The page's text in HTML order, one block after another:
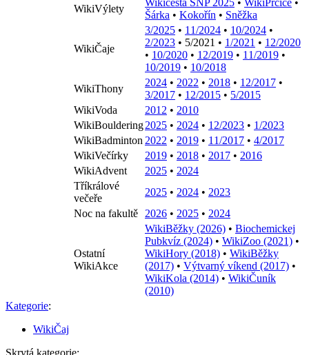
WikiVýlety
Wikicesta SNP 2025 • WikiPrčice •
Šárka • Kokořín • Sněžka
WikiČaje
3/2025 • 11/2024 • 10/2024 •
2/2023 • 5/2021 • 1/2021 • 12/2020
• 10/2020 • 12/2019 • 11/2019 •
10/2019 • 10/2018
WikiThony
2024 • 2022 • 2018 • 12/2017 •
3/2017 • 12/2015 • 5/2015
WikiVoda
2012 • 2010
WikiBouldering2025 • 2024 • 12/2023 • 1/2023
WikiBadminton 2022 • 2019 • 11/2017 • 4/2017
WikiVečírky
2019 • 2018 • 2017 • 2016
WikiAdvent
2025 • 2024
Tříkrálové
večeře
2025 • 2024 • 2023
Noc na fakultě
2026 • 2025 • 2024
Ostatní
WikiAkce
WikiBěžky (2026) • Biochemickej
Pubkvíz (2024) • WikiZoo (2021) •
WikiHory (2018) • WikiBěžky
(2017) • Výtvarný víkend (2017) •
WikiKola (2014) • WikiČuník
(2010)
Kategorie:
WikiČaj